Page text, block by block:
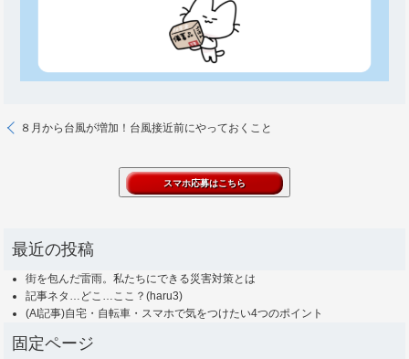
８月から台風が増加！台風接近前にやっておくこと
最近の投稿
街を包んだ雷雨。私たちにできる災害対策とは
記事ネタ…どこ…ここ？(haru3)
(AI記事)自宅・自転車・スマホで気をつけたい4つのポイント
固定ページ